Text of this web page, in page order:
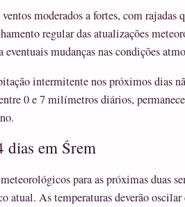
moderados a fortes, com
regular das atualizações
eventuais mudanças nas condições
intermitente nos próximos dias
0 e 7 milímetros diários,
dias em Śrem
para as próximas duas
atual. As temperaturas deverão